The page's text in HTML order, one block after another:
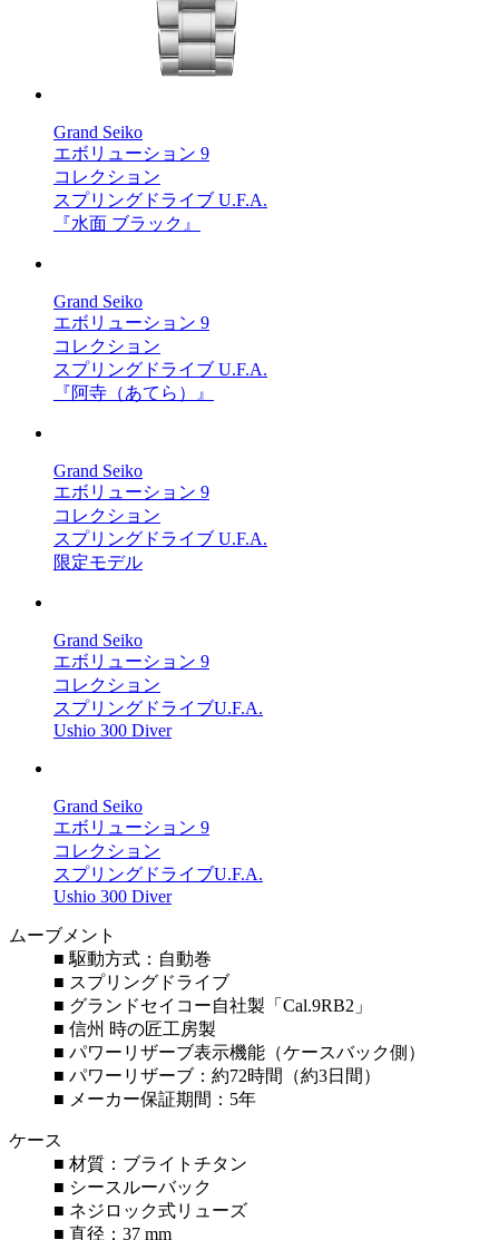
Grand Seiko
エボリューション 9
コレクション
スプリングドライブ U.F.A.
『水面 ブラック』
Grand Seiko
エボリューション 9
コレクション
スプリングドライブ U.F.A.
『阿寺（あてら）』
Grand Seiko
エボリューション 9
コレクション
スプリングドライブ U.F.A.
限定モデル
Grand Seiko
エボリューション 9
コレクション
スプリングドライブU.F.A.
Ushio 300 Diver
Grand Seiko
エボリューション 9
コレクション
スプリングドライブU.F.A.
Ushio 300 Diver
ムーブメント
■ 駆動方式：自動巻
■ スプリングドライブ
■ グランドセイコー自社製「Cal.9RB2」
■ 信州 時の匠工房製
■ パワーリザーブ表示機能（ケースバック側）
■ パワーリザーブ：約72時間（約3日間）
■ メーカー保証期間：5年
ケース
■ 材質：ブライトチタン
■ シースルーバック
■ ネジロック式リューズ
■ 直径：37 mm